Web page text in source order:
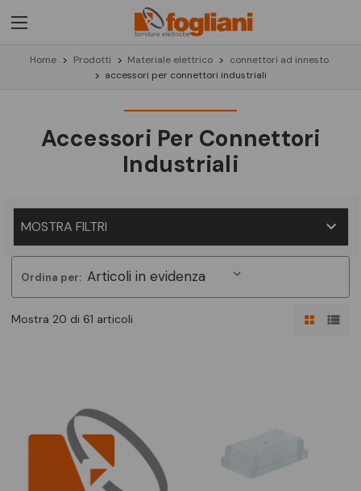
Home Prodotti Materiale elettrico
connettori ad innesto
accessori per connettori industriali
Accessori Per Connettori
Industriali
MOSTRA FILTRI
Mostra 20 di 61 articoli
Ordina per: